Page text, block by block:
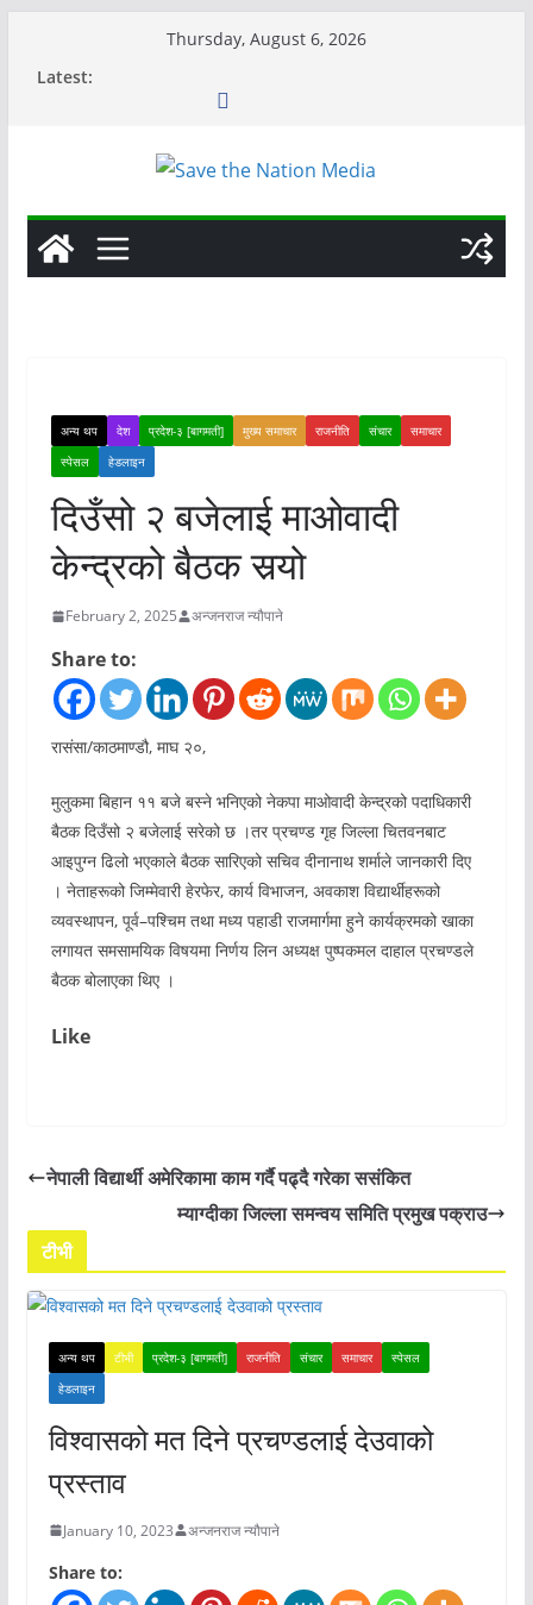
Thursday, August 6, 2026
Latest:
अन्य थप देश प्रदेश-३ [बागमती] मुख्य समाचार राजनीति संचार
समाचार
स्पेसल
हेडलाइन
दिउँसो २ बजेलाई माओवादी
केन्द्रको बैठक सर्‍यो
February 2, 2025 अन्जनराज न्यौपाने
Share to:
रासंसा/काठमाण्डौ, माघ २०,
मुलुकमा बिहान ११ बजे बस्ने भनिएको नेकपा माओवादी केन्द्रको पदाधिकारी
बैठक दिउँसो २ बजेलाई सरेको छ ।तर प्रचण्ड गृह जिल्ला चितवनबाट
आइपुग्न ढिलो भएकाले बैठक सारिएको सचिव दीनानाथ शर्माले जानकारी दिए
। नेताहरूको जिम्मेवारी हेरफेर, कार्य विभाजन, अवकाश विद्यार्थीहरूको
व्यवस्थापन, पूर्व–पश्चिम तथा मध्य पहाडी राजमार्गमा हुने कार्यक्रमको खाका
लगायत समसामयिक विषयमा निर्णय लिन अध्यक्ष पुष्पकमल दाहाल प्रचण्डले
बैठक बोलाएका थिए ।
Like
नेपाली विद्यार्थी अमेरिकामा काम गर्दै पढ्दै गरेका ससंकित
म्याग्दीका जिल्ला समन्वय समिति प्रमुख पक्राउ
टीभी
अन्य थप टीभी प्रदेश-३ [बागमती] राजनीति संचार समाचार
स्पेसल
हेडलाइन
विश्वासको मत दिने प्रचण्डलाई देउवाको
प्रस्ताव
January 10, 2023 अन्जनराज न्यौपाने
Share to: